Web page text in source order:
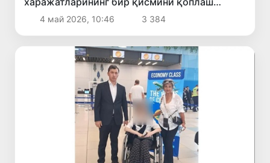
режалаштирилмоқда
4 май 2026, 10:46 3 384